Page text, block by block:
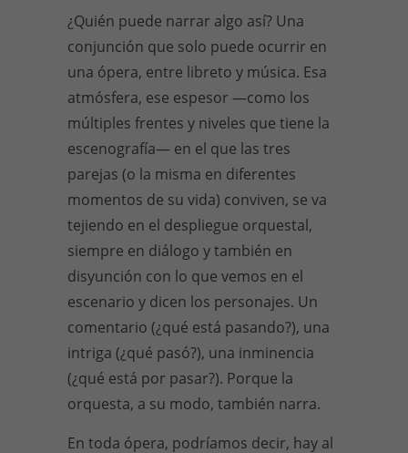
¿Quién puede narrar algo así? Una
conjunción que solo puede ocurrir en
una ópera, entre libreto y música. Esa
atmósfera, ese espesor —como los
múltiples frentes y niveles que tiene la
escenografía— en el que las tres
parejas (o la misma en diferentes
momentos de su vida) conviven, se va
tejiendo en el despliegue orquestal,
siempre en diálogo y también en
disyunción con lo que vemos en el
escenario y dicen los personajes. Un
comentario (¿qué está pasando?), una
intriga (¿qué pasó?), una inminencia
(¿qué está por pasar?). Porque la
orquesta, a su modo, también narra.
En toda ópera, podríamos decir, hay al